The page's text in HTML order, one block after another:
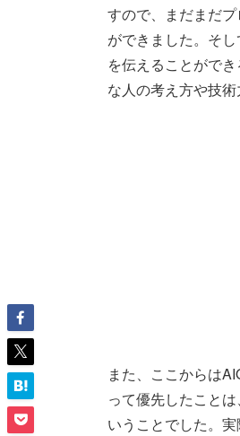
すので、まだまだ
ができました。そ
を伝えることがで
な人の考え方や技
また、ここからは
って優先したこと
いうことでした。